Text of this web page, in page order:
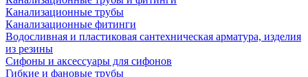
Канализационные трубы
Канализационные фитинги
Водосливная и пластиковая сантехническая арматура, изделия
из резины
Сифоны и аксессуары для сифонов
Гибкие и фановые трубы